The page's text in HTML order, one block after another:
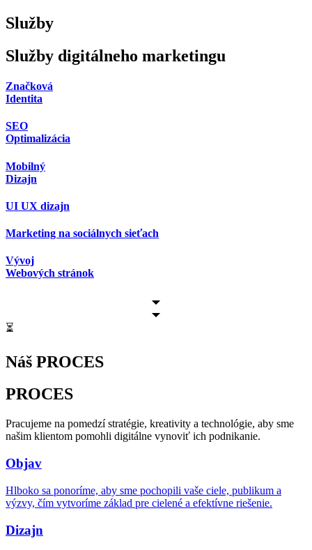
Služby
Služby digitálneho marketingu
Značková
Identita
SEO
Optimalizácia
Mobilný
Dizajn
UI UX dizajn
Marketing na sociálnych sieťach
Vývoj
Webových stránok
⏳
Náš PROCES
PROCES
Pracujeme na pomedzí stratégie, kreativity a technológie, aby sme
našim klientom pomohli digitálne vynoviť ich podnikanie.
Objav
Hlboko sa ponoríme, aby sme pochopili vaše ciele, publikum a
výzvy, čím vytvoríme základ pre cielené a efektívne riešenie.
Dizajn